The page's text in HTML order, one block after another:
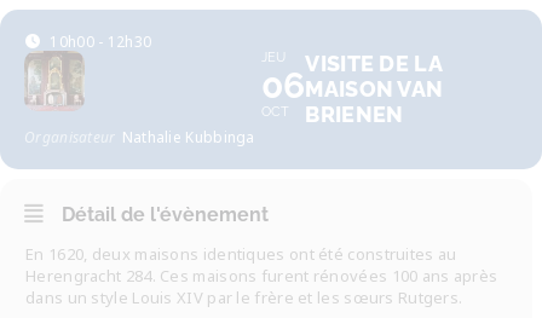
10h00 - 12h30
Organisateur Nathalie Kubbinga
JEU
06
OCT
VISITE DE LA
MAISON VAN
BRIENEN
Détail de l'évènement
En 1620, deux maisons identiques ont été construites au
Herengracht 284. Ces maisons furent rénovées 100 ans après
dans un style Louis XIV par le frère et les sœurs Rutgers.